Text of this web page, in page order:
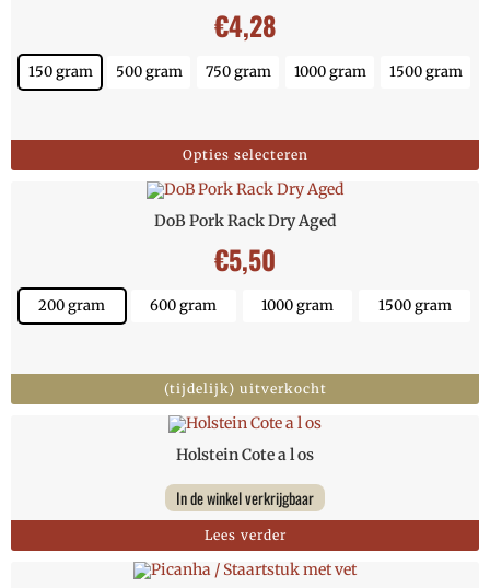
€4,28
150 gram 500 gram 750 gram 1000 gram 1500 gram
Opties selecteren
DoB Pork Rack Dry Aged
€5,50
200 gram 600 gram 1000 gram 1500 gram
(tijdelijk) uitverkocht
Holstein Cote a l os
In de winkel verkrijgbaar
Lees verder